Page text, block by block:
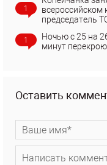
1
всероссийском
председатель
1
Ночью с 25 на
минут
Оставить